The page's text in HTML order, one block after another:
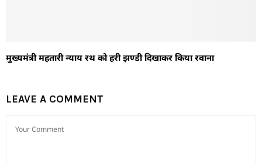
मुख्यमंत्री महतारी न्याय रथ को हरी झण्डी दिखाकर किया रवाना
LEAVE A COMMENT